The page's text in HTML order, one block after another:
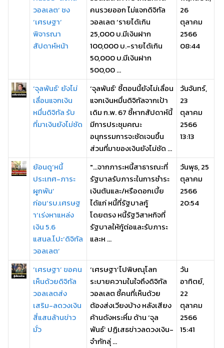
วอลเลต’ ชง
‘เศรษฐา’
พิจารณา
สัปดาห์หน้า
คนรวยออก ไม่แจกดิจิทัล
วอลเลต ‘รายได้เกิน
25,000 บ.มีเงินฝาก
100,000 บ.-รายได้เกิน
50,000 บ.มีเงินฝาก
500,00 ...
26
ตุลาคม
2566
08:44
‘จุลพันธ์’ ยังไม่
เลื่อนแจกเงิน
หมื่นดิจิทัล รับ
ที่มาเงินยังไม่ชัด
‘จุลพันธ์’ ชี้ตอนนี้ยังไม่เลื่อน
แจกเงินหมื่นดิจิทัลจากเป้า
เดิม ก.พ. 67 ชี้หากสัปดาห์นี้
มีการประชุมคณะ
อนุกรรมการจะชัดเจนขึ้น
ส่วนที่มาของเงินยังไม่ชัด ...
วันจันทร์,
23
ตุลาคม
2566
13:13
ย้อนดู‘หนี้
ประเทศ-ภาระ
ผูกพัน’
ก่อน‘รบ.เศรษฐ
า’เร่งหาแหล่ง
เงิน 5.6
แสนล.โปะ‘ดิจิทัล
วอลเลต’
"...จากภาระหนี้สาธารณะที่
รัฐบาลรับภาระในการชำระ
เงินต้นและ/หรือดอกเบี้ย
ได้แก่ หนี้ที่รัฐบาลกู้
โดยตรง หนี้รัฐวิสาหกิจที่
รัฐบาลให้กู้ต่อและรับภาระ
และห ...
วันพุธ, 25
ตุลาคม
2566
20:54
‘เศรษฐา’ ขอคน
เห็นด้วยดิจิทัล
วอลเลตส่ง
เสริม-ลดวงเงิน
สี่แสนล้านข่าว
มั่ว
‘เศรษฐา’ไปพิษณุโลก
ระบายความในใจถึงดิจิทัล
วอลเลต ชี้คนที่เห็นด้วย
ต้องส่งเวียงบ้าง หลังเสียง
ค้านดังหระหึ่ม ด้าน ‘จุล
พันธ์’ ปฏิเสธข่าวลดวงเงิน-
จำกักลุ่ ...
วัน
อาทิตย์,
22
ตุลาคม
2566
15:41